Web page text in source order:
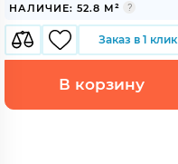
НАЛИЧИЕ: 52.8 М²
Заказ в 1 клик
В корзину